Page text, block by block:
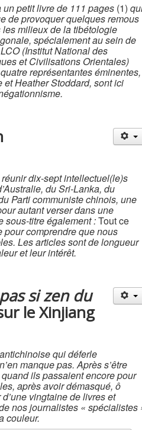
un petit livre de 111 pages (1)
de provoquer quelques remous
les milieux de la tibétologie
spécialement au sein de
(Institut National des
et Civilisations Orientales)
représentantes éminentes,
Heather Stoddard, sont ici
dix-sept intellectuel(le)s
du Sri-Lanka, du
Parti communiste chinois, une
autant verser dans une
sous-titre également :Tout ce
pour comprendre que nous
Les articles sont de longueur
et leur intérêt.
pas si zen du
le Xinjiang
qui déferle
manque pas. Après s’être
ils passaient encore pour
après avoir démasqué, ô
vingtaine de livres et
nos journalistes « spécialistes
couleur.